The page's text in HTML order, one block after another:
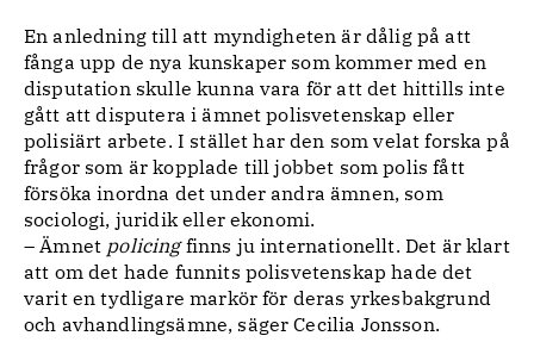
En anledning till att myndigheten är dålig på att
fånga upp de nya kunskaper som kommer med en
disputation skulle kunna vara för att det hittills inte
gått att disputera i ämnet polisvetenskap eller
polisiärt arbete. I stället har den som velat forska på
frågor som är kopplade till jobbet som polis fått
försöka inordna det under andra ämnen, som
sociologi, juridik eller ekonomi.
– Ämnet policingfinns ju internationellt. Det är klart
att om det hade funnits polisvetenskap hade det
varit en tydligare markör för deras yrkesbakgrund
och avhandlingsämne, säger Cecilia Jonsson.